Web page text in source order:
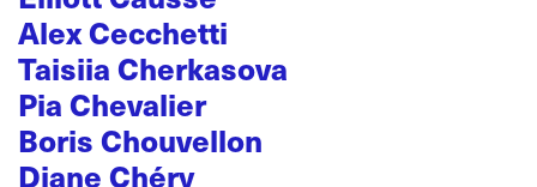
Alex Cecchetti
Taisiia Cherkasova
Pia Chevalier
Boris Chouvellon
Diane Chéry